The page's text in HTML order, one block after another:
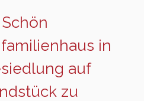
Schön
in
auf
zu